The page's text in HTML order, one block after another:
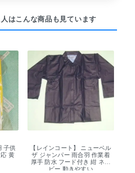
はこんな商品も見ています
子供
黄
【レインコート】 ニューベル
ザ ジャンパー 雨合羽 作業着
厚手 防水 フード付き 紺 ネイ
ビー 動きやすい